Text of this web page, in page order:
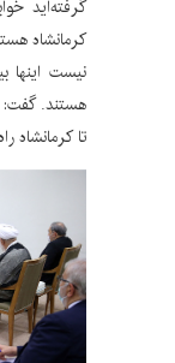
گرفته‌اید
کرمانشاه
نیست اینها
هستند. گفت:
تا